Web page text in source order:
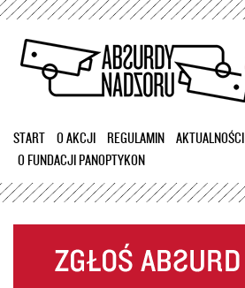
Przejdź
treści
START O AKCJI REGULAMIN
AKTUALNOŚCI
O FUNDACJI PANOPTYKON